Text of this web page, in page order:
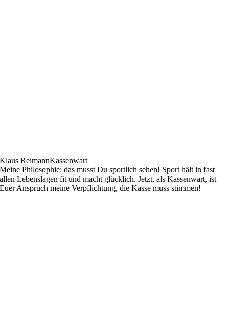
Klaus ReimannKassenwart
Meine Philosophie: das musst Du sportlich sehen! Sport hält in fast
allen Lebenslagen fit und macht glücklich. Jetzt, als Kassenwart, ist
Euer Anspruch meine Verpflichtung, die Kasse muss stimmen!